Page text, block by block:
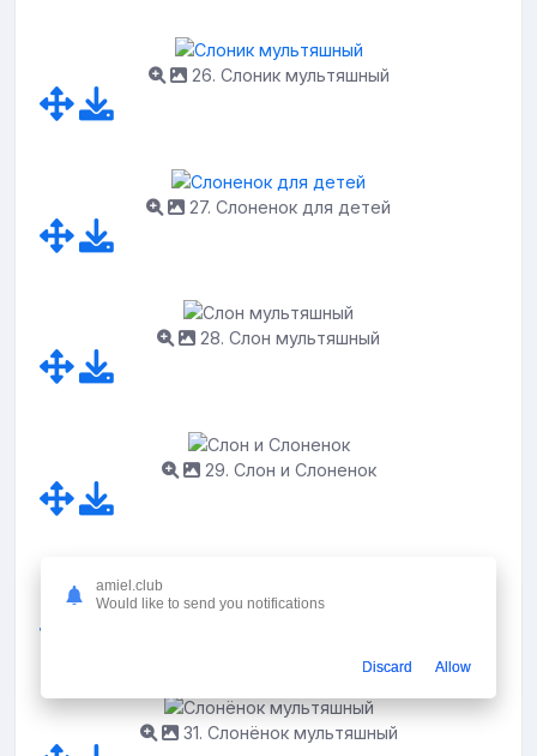
26. Слоник мультяшный
27. Слоненок для детей
28. Слон мультяшный
29. Слон и Слоненок
30. Милые Слонята
31. Слонёнок мультяшный
amiel.club
Would like to send you notifications
Discard Allow